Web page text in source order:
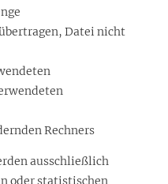
Datei nicht
Rechners
ausschließlich
oder statistischen